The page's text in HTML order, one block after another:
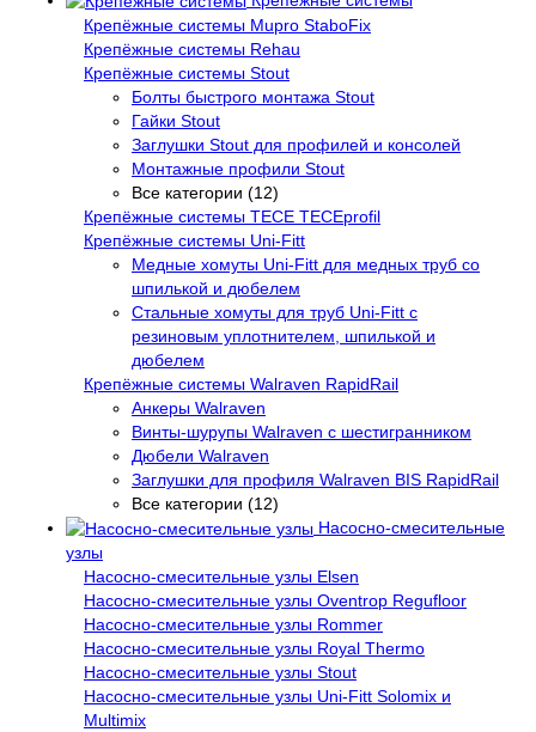
Крепёжные системы Mupro StaboFix
Крепёжные системы Rehau
Крепёжные системы Stout
Болты быстрого монтажа Stout
Гайки Stout
Заглушки Stout для профилей и консолей
Монтажные профили Stout
Все категории (12)
Крепёжные системы TECE TECEprofil
Крепёжные системы Uni-Fitt
Медные хомуты Uni-Fitt для медных труб со
шпилькой и дюбелем
Стальные хомуты для труб Uni-Fitt с
резиновым уплотнителем, шпилькой и
дюбелем
Крепёжные системы Walraven RapidRail
Анкеры Walraven
Винты-шурупы Walraven с шестигранником
Дюбели Walraven
Заглушки для профиля Walraven BIS RapidRail
Все категории (12)
Насосно-смесительные
узлы
Насосно-смесительные узлы Elsen
Насосно-смесительные узлы Oventrop Regufloor
Насосно-смесительные узлы Rommer
Насосно-смесительные узлы Royal Thermo
Насосно-смесительные узлы Stout
Насосно-смесительные узлы Uni-Fitt Solomix и
Multimix